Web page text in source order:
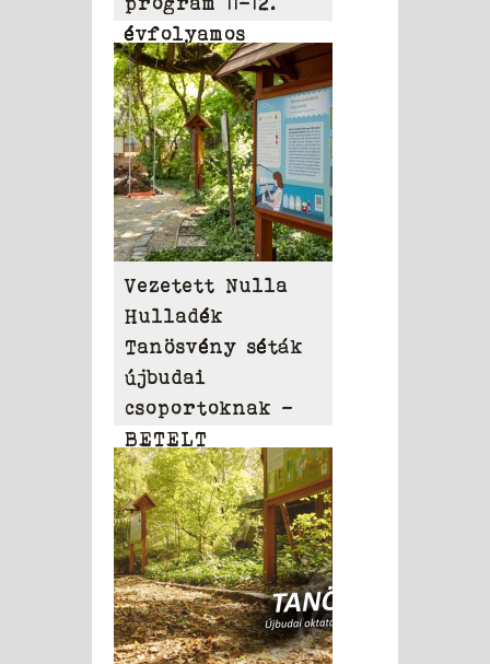
évfolyamos
diákoknak
Vezetett Nulla
Hulladék
Tanösvény séták
újbudai
csoportoknak –
BETELT